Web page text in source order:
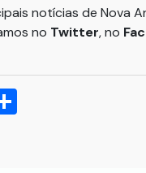
notícias de Nova
no Twitter, no